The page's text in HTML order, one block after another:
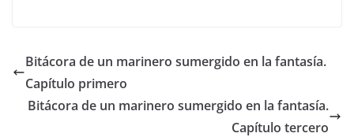
b
o
o
d
o
n
l p
ti
Bitácora de un marinero sumergido en la fantasía.
Capítulo primero
Bitácora de un marinero sumergido en la fantasía.
Capítulo tercero